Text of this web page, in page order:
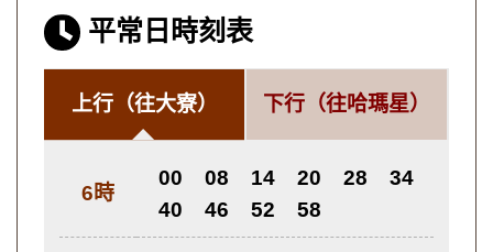
平常日時刻表
上行（往大寮） 下行 （往哈瑪星）
6時
00 08 14 20 28
34
40
46 52 58